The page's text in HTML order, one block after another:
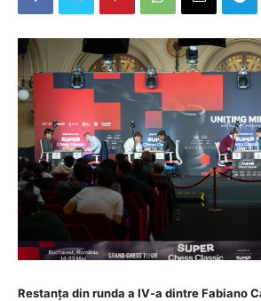
Restanța din runda a IV-a dintre Fabiano